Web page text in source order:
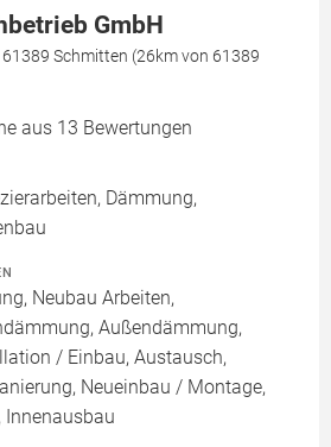
GmbH
Schmitten (26km von 61389
aus 13 Bewertungen
Dämmung,
Neubau Arbeiten,
Außendämmung,
/ Einbau, Austausch,
Neueinbau / Montage,
Innenausbau